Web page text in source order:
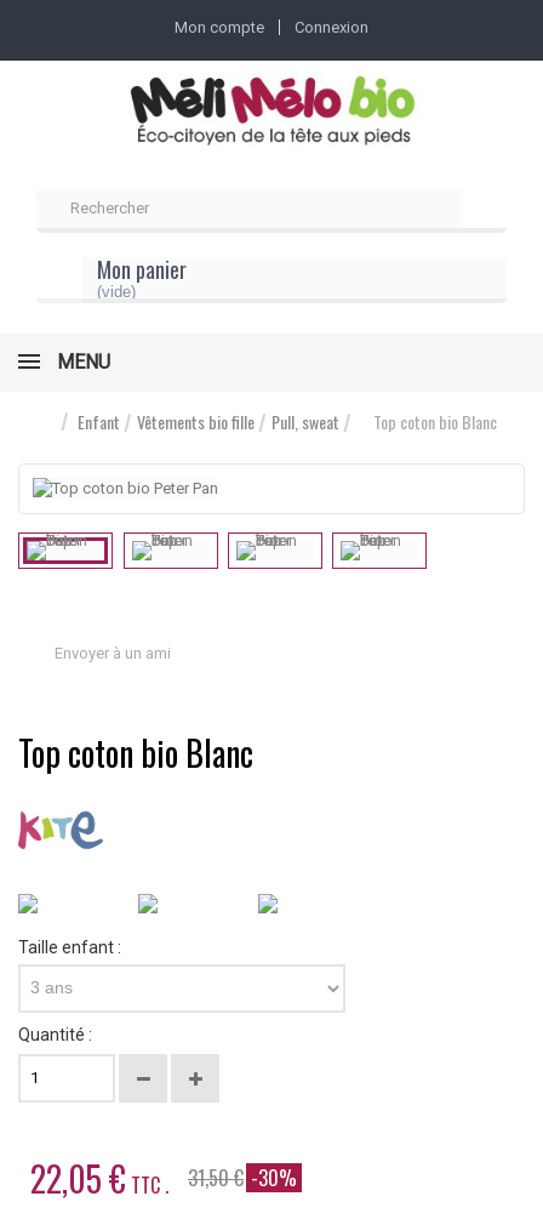
Mon compte Connexion
Mon panier
(vide)
MENU
Enfant Vêtements bio fille Pull, sweat Top coton bio Blanc
Envoyer à un ami
Top coton bio Blanc
Taille enfant :
3 ans
Quantité :
22,05 € TTC . 31,50 € -30%